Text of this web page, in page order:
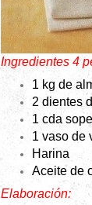
Ingredientes 4
1 kg de
2 dientes
1 cda
1 vaso de
Harina
Aceite de
Elaboración: